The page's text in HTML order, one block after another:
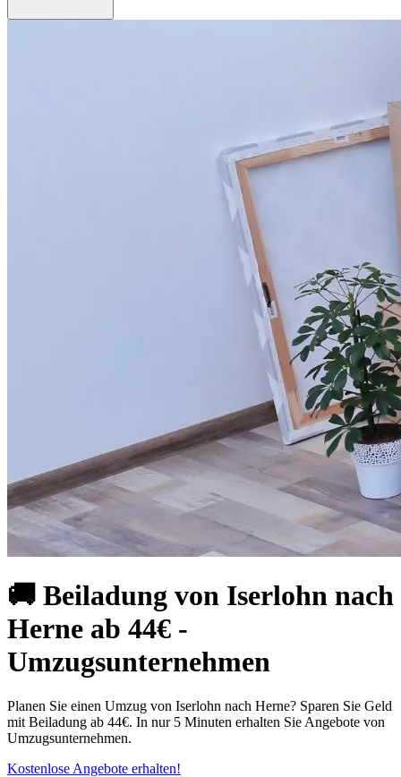
🚚 Beiladung von Iserlohn nach
Herne ab 44€ -
Umzugsunternehmen
Planen Sie einen Umzug von Iserlohn nach Herne? Sparen Sie Geld
mit Beiladung ab 44€. In nur 5 Minuten erhalten Sie Angebote von
Umzugsunternehmen.
Kostenlose Angebote erhalten!